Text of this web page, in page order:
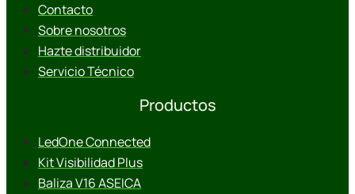
Contacto
Sobre nosotros
Hazte distribuidor
Servicio Técnico
Productos
LedOne Connected
Kit Visibilidad Plus
Baliza V16 ASEICA